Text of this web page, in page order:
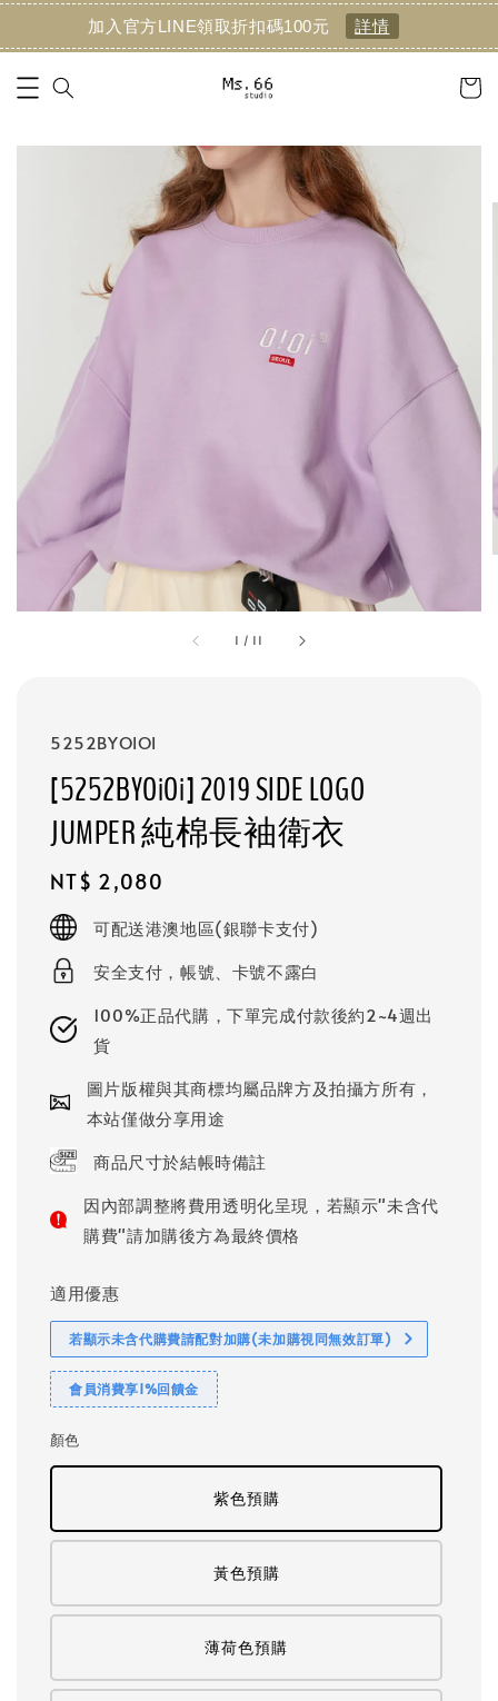
加入官方LINE領取折扣碼100元 詳情
1 / 11
5252BYOIOI
[5252BYOiOi] 2019 SIDE LOGO
JUMPER 純棉長袖衛衣
Regular
price
NT$ 2,080
可配送港澳地區(銀聯卡支付)
安全支付，帳號、卡號不露白
100%正品代購，下單完成付款後約2~4週出
貨
圖片版權與其商標均屬品牌方及拍攝方所有，
本站僅做分享用途
商品尺寸於結帳時備註
因內部調整將費用透明化呈現，若顯示"未含代
購費"請加購後方為最終價格
適用優惠
若顯示未含代購費請配對加購(未加購視同無效訂單)
會員消費享1%回饋金
顏色
紫色預購
黃色預購
薄荷色預購